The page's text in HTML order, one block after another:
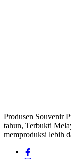
Produsen Souvenir
tahun, Terbukti
memproduksi lebih